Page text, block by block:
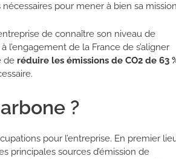
pour mener à bien sa
de connaître son niveau de
de la France de s’aligner
de réduire les émissions de CO2 de 63
?
pour l’entreprise. En premier
principales sources d’émission de